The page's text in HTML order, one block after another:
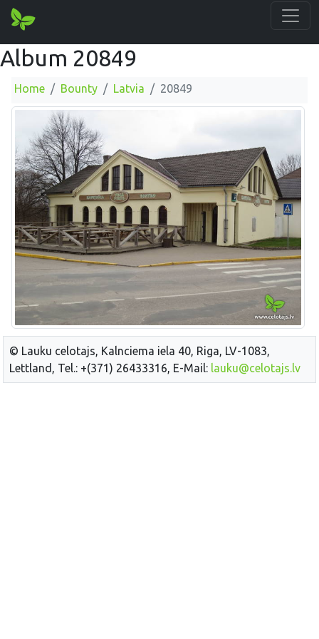
Album 20849
Home Bounty Latvia 20849
© Lauku celotajs, Kalnciema iela 40, Riga, LV-1083,
Lettland, Tel.: +(371) 26433316, E-Mail: lauku@celotajs.lv